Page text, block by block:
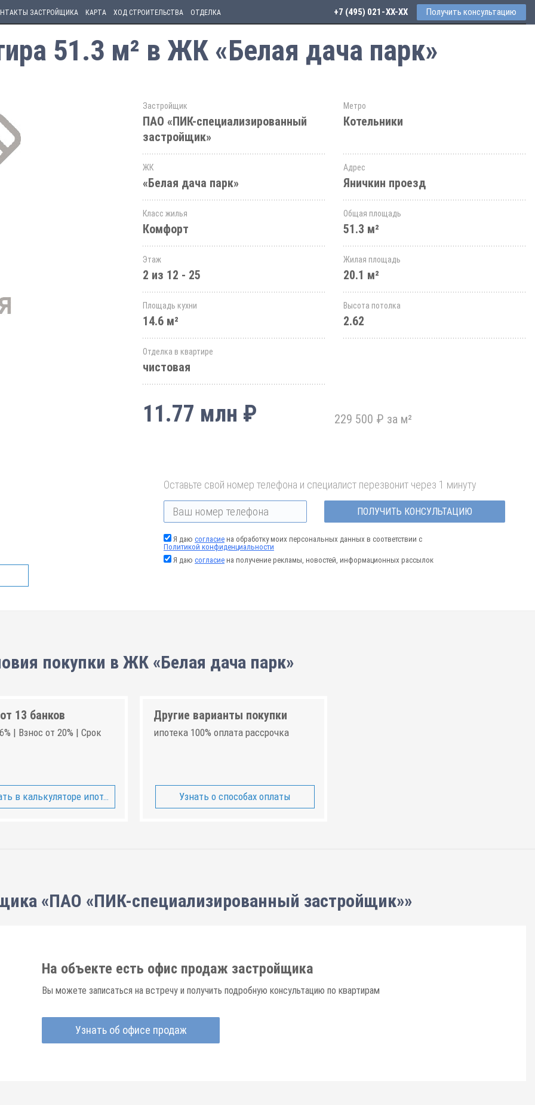
ЗАСТРОЙЩИКА КАРТА ХОД СТРОИТЕЛЬСТВА ОТДЕЛКА +7 (495) 021-41-76 Получить консультацию
51.3 м² в ЖК «Белая дача парк»
Застройщик
ПАО «ПИК-специализированный
застройщик»
Метро
Котельники
ЖК
«Белая дача парк»
Адрес
Яничкин проезд
Класс жилья
Комфорт
Общая площадь
51.3 м²
Этаж
2 из 12 - 25
Жилая площадь
20.1 м²
Площадь кухни
14.6 м²
Высота потолка
2.62
Отделка в квартире
чистовая
11.77 млн ₽ 229 500 ₽ за м²
Оставьте свой номер телефона и специалист перезвонит через 1 минуту
ПОЛУЧИТЬ КОНСУЛЬТАЦИЮ
Я даю согласие на обработку моих персональных данных в соответствии с
Политикой конфиденциальности
Я даю согласие на получение рекламы, новостей, информационных рассылок
покупки в ЖК «Белая дача парк»
13 банков
| Взнос от 20% | Срок
в калькуляторе ипотеки
Другие варианты покупки
ипотека 100% оплата рассрочка
Узнать о способах оплаты
«ПАО «ПИК-специализированный застройщик»»
На объекте есть офис продаж застройщика
Вы можете записаться на встречу и получить подробную консультацию по квартирам
Узнать об офисе продаж